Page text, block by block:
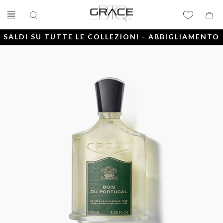
SALDI SU TUTTE LE COLLEZIONI - ABBIGLIAMENTO